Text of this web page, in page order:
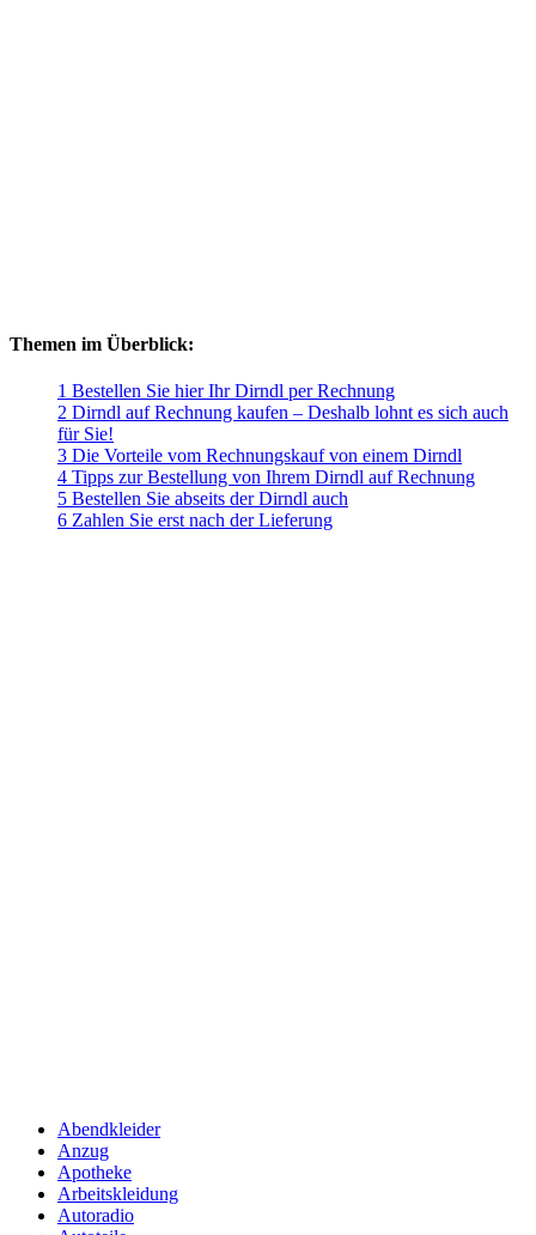
Themen im Überblick:
1 Bestellen Sie hier Ihr Dirndl per Rechnung
2 Dirndl auf Rechnung kaufen – Deshalb lohnt es sich auch
für Sie!
3 Die Vorteile vom Rechnungskauf von einem Dirndl
4 Tipps zur Bestellung von Ihrem Dirndl auf Rechnung
5 Bestellen Sie abseits der Dirndl auch
6 Zahlen Sie erst nach der Lieferung
Abendkleider
Anzug
Apotheke
Arbeitskleidung
Autoradio